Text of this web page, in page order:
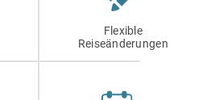
Flexible
Reiseänderungen